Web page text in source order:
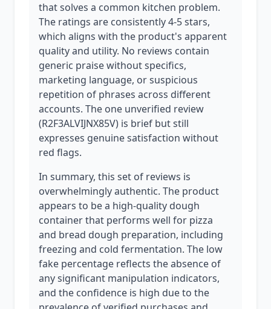
that solves a common kitchen problem.
The ratings are consistently 4-5 stars,
which aligns with the product's apparent
quality and utility. No reviews contain
generic praise without specifics,
marketing language, or suspicious
repetition of phrases across different
accounts. The one unverified review
(R2F3ALVIJNX85V) is brief but still
expresses genuine satisfaction without
red flags.
In summary, this set of reviews is
overwhelmingly authentic. The product
appears to be a high-quality dough
container that performs well for pizza
and bread dough preparation, including
freezing and cold fermentation. The low
fake percentage reflects the absence of
any significant manipulation indicators,
and the confidence is high due to the